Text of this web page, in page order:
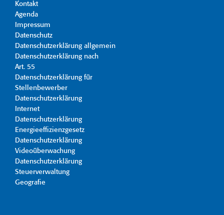
Kontakt
Agenda
Impressum
Datenschutz
Datenschutzerklärung allgemein
Datenschutzerklärung nach
Art. 55
Datenschutzerklärung für
Stellenbewerber
Datenschutzerklärung
Internet
Datenschutzerklärung
Energieeffizienzgesetz
Datenschutzerklärung
Videoüberwachung
Datenschutzerklärung
Steuerverwaltung
Geografie